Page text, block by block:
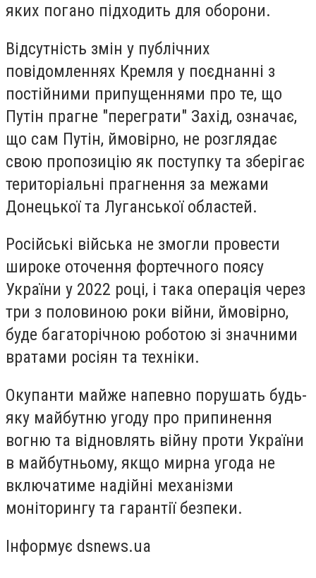
яких погано підходить для оборони.
Відсутність змін у публічних
повідомленнях Кремля у поєднанні з
постійними припущеннями про те, що
Путін прагне "переграти" Захід, означає,
що сам Путін, ймовірно, не розглядає
свою пропозицію як поступку та зберігає
територіальні прагнення за межами
Донецької та Луганської областей.
Російські війська не змогли провести
широке оточення фортечного поясу
України у 2022 році, і така операція через
три з половиною роки війни, ймовірно,
буде багаторічною роботою зі значними
вратами росіян та техніки.
Окупанти майже напевно порушать будь-
яку майбутню угоду про припинення
вогню та відновлять війну проти України
в майбутньому, якщо мирна угода не
включатиме надійні механізми
моніторингу та гарантії безпеки.
Інформує dsnews.ua